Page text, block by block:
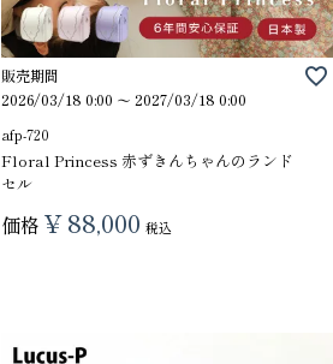
販売期間
2026/03/18 0:00 〜 2027/03/18 0:00
afp-720
Floral Princess 赤ずきんちゃんのランド
セル
価格 ¥ 88,000 税込